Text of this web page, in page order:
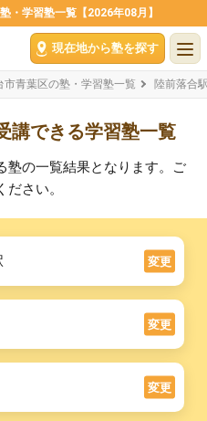
・学習塾一覧【2026年08月】
現在地から塾を探す
市青葉区の塾・学習塾一覧 陸前落合
講できる学習塾一覧
塾の一覧結果となります。ご
さい。
変更
変更
変更